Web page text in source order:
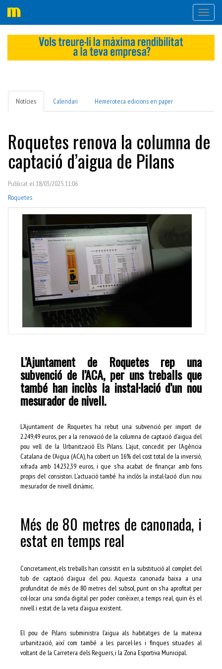
Notícies Calendari Hemeroteca edicions en paper
Roquetes renova la columna de
captació d’aigua de Pilans
Publicat el 18/03/2025 11:06
Roquetes
L’Ajuntament de Roquetes rep una
subvenció de l’ACA, per uns treballs que
també han inclòs la instal·lació d’un nou
mesurador de nivell.
L’Ajuntament de Roquetes ha rebut una subvenció per import de
2.249,49 euros, per a la renovació de la columna de captació d’aigua del
pou vell de la Urbanització Els Pilans. L’ajut, concedit per l’Agència
Catalana de l’Aigua (ACA), ha cobert un 16% del cost total de la inversió,
xifrada amb 14.232,39 euros, i que s’ha acabat de finançar amb fons
propis del consistori. L’actuació també ha inclòs la instal·lació d’un nou
mesurador de nivell dinàmic.
Més de 80 metres de canonada, i
estat en temps real
Concretament, els treballs han consistit en la substitució al complet del
tub de captació d’aigua del pou. Aquesta canonada baixa a una
profunditat de més de 80 metres del subsol, punt on s’ha aprofitat per
col·locar una sonda digital per poder conèixer, a temps real, quin és el
nivell i estat de la veta d’aigua existent.
El pou de Pilans subministra l’aigua als habitatges de la mateixa
urbanització, així com també a les parcel·les i finques situades al
voltant de la Carretera dels Reguers, i la Zona Esportiva Municipal.